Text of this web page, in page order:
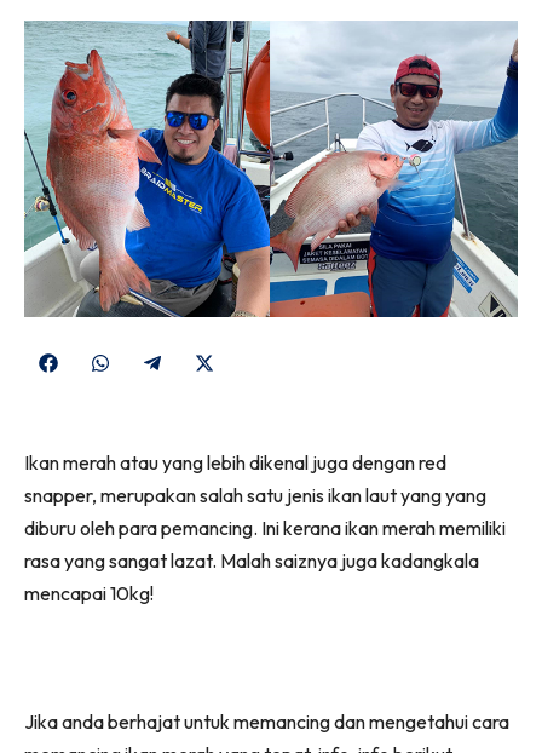
Share
Share
Share
(Twitter)
Ikan merah atau yang lebih dikenal juga dengan red
snapper, merupakan salah satu jenis ikan laut yang yang
diburu oleh para pemancing. Ini kerana ikan merah memiliki
rasa yang sangat lazat. Malah saiznya juga kadangkala
mencapai 10kg!
Jika anda berhajat untuk memancing dan mengetahui cara